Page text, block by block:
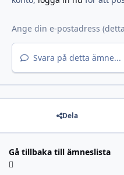
Svara på detta ämne...
Dela
Gå tillbaka till ämneslista